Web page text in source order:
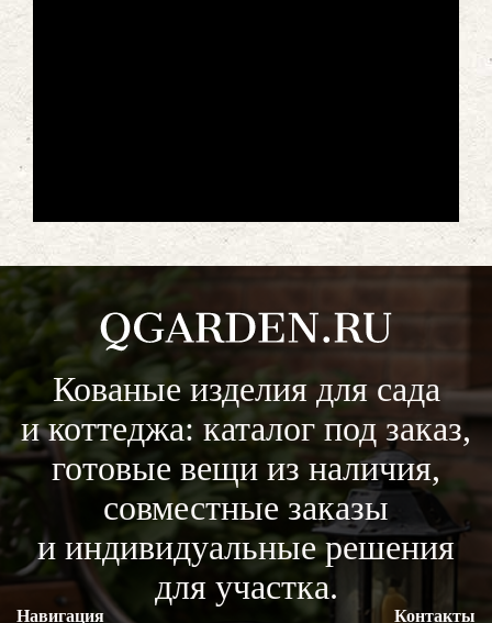
Кованые изделия для сада
и коттеджа: каталог под заказ,
готовые вещи из наличия,
совместные заказы
и индивидуальные решения
для участка.
Навигация Контакты